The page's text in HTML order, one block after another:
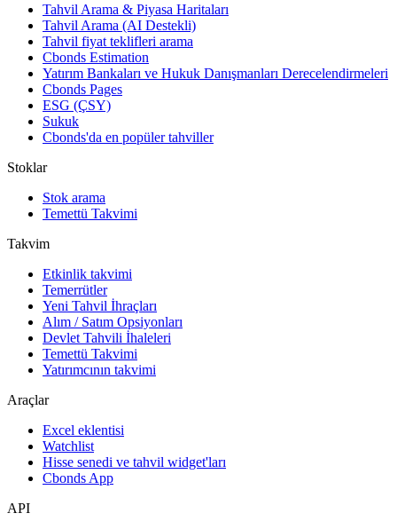
Tahvil Arama & Piyasa Haritaları
Tahvil Arama (AI Destekli)
Tahvil fiyat teklifleri arama
Cbonds Estimation
Yatırım Bankaları ve Hukuk Danışmanları Derecelendirmeleri
Cbonds Pages
ESG (ÇSY)
Sukuk
Cbonds'da en popüler tahviller
Stoklar
Stok arama
Temettü Takvimi
Takvim
Etkinlik takvimi
Temerrütler
Yeni Tahvil İhraçları
Alım / Satım Opsiyonları
Devlet Tahvili İhaleleri
Temettü Takvimi
Yatırımcının takvimi
Araçlar
Excel eklentisi
Watchlist
Hisse senedi ve tahvil widget'ları
Cbonds App
API